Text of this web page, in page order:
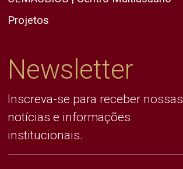
Projetos
Newsletter
Inscreva-se para receber nossas
notícias e informações
institucionais.